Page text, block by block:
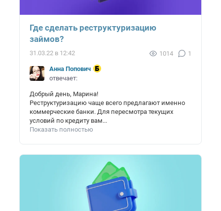
Где сделать реструктуризацию
займов?
31.03.22 в 12:42 1014 1
Анна Попович
отвечает:
Добрый день, Марина!
Реструктуризацию чаще всего предлагают именно
коммерческие банки. Для пересмотра текущих
условий по кредиту вам...
Показать полностью